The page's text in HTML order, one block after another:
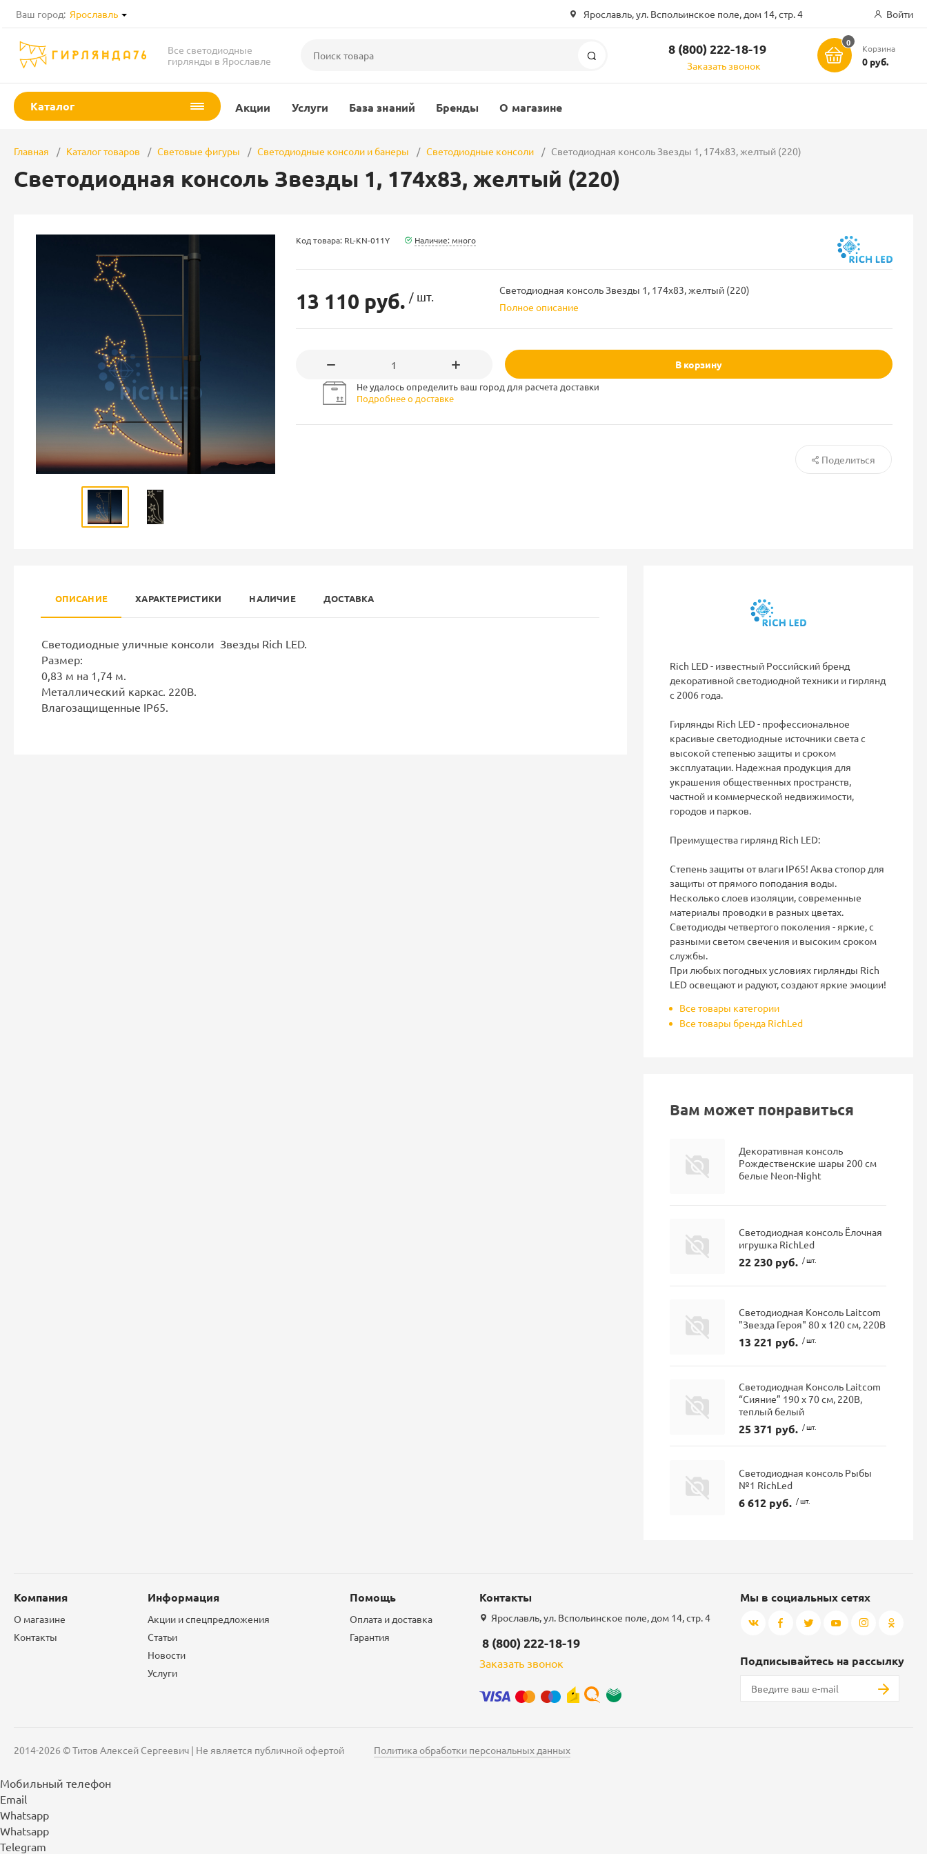
Ваш город: Ярославль Ярославль, ул. Вспольинское поле, дом 14, стр. 4 Войти
Все светодиодные
гирлянды в Ярославле
8 (800) 222-18-19
Заказать звонок
0
Корзина
0 руб.
Каталог Акции Услуги База знаний Бренды О магазине
Главная Каталог товаров Световые фигуры Светодиодные консоли и банеры Светодиодные консоли Светодиодная консоль Звезды 1, 174х83, желтый (220)
Светодиодная консоль Звезды 1, 174х83, желтый (220)
Код товара: RL-KN-011Y Наличие: много
13 110 руб. / шт.
Светодиодная консоль Звезды 1, 174х83, желтый (220)
Полное описание
В корзину
Не удалось определить ваш город для расчета доставки
Подробнее о доставке
Поделиться
ОПИСАНИЕ ХАРАКТЕРИСТИКИ НАЛИЧИЕ ДОСТАВКА
Светодиодные уличные консоли Звезды Rich LED.
Размер:
0,83 м на 1,74 м.
Металлический каркас. 220В.
Влагозащищенные IP65.
Rich LED - известный Российский бренд
декоративной светодиодной техники и гирлянд
с 2006 года.
Гирлянды Rich LED - профессиональное
красивые светодиодные источники света с
высокой степенью защиты и сроком
эксплуатации. Надежная продукция для
украшения общественных пространств,
частной и коммерческой недвижимости,
городов и парков.
Преимущества гирлянд Rich LED:
Степень защиты от влаги IP65! Аква стопор для
защиты от прямого поподания воды.
Несколько слоев изоляции, современные
материалы проводки в разных цветах.
Светодиоды четвертого поколения - яркие, с
разными светом свечения и высоким сроком
службы.
При любых погодных условиях гирлянды Rich
LED освещают и радуют, создают яркие эмоции!
Все товары категории
Все товары бренда RichLed
Вам может понравиться
Декоративная консоль
Рождественские шары 200 см
белые Neon-Night
Светодиодная консоль Ёлочная
игрушка RichLed
22 230 руб. / шт.
Светодиодная Консоль Laitcom
"Звезда Героя" 80 х 120 см, 220В
13 221 руб. / шт.
Светодиодная Консоль Laitcom
“Сияние” 190 x 70 см, 220В,
теплый белый
25 371 руб. / шт.
Светодиодная консоль Рыбы
№1 RichLed
6 612 руб. / шт.
Компания
О магазине
Контакты
Информация
Акции и спецпредложения
Статьи
Новости
Услуги
Помощь
Оплата и доставка
Гарантия
Контакты
Ярославль, ул. Вспольинское поле, дом 14, стр. 4
8 (800) 222-18-19
Заказать звонок
Мы в социальных сетях
Подписывайтесь на рассылку
2014-2026 © Титов Алексей Сергеевич | Не является публичной офертой Политика обработки персональных данных
Мобильный телефон
Email
Whatsapp
Whatsapp
Telegram